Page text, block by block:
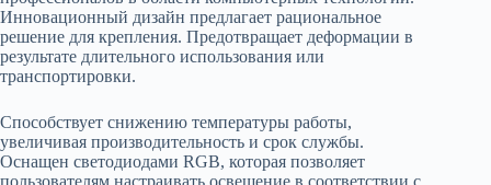
Инновационный дизайн предлагает рациональное
решение для крепления. Предотвращает деформации в
результате длительного использования или
транспортировки.
Способствует снижению температуры работы,
увеличивая производительность и срок службы.
Оснащен светодиодами RGB, которая позволяет
пользователям настраивать освещение в соответствии с